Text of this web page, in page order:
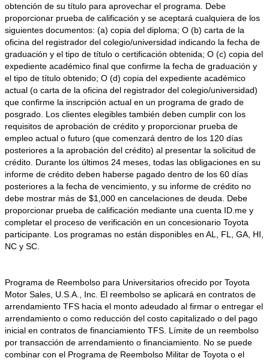
obtención de su título para aprovechar el programa. Debe
proporcionar prueba de calificación y se aceptará cualquiera de los
siguientes documentos: (a) copia del diploma; O (b) carta de la
oficina del registrador del colegio/universidad indicando la fecha de
graduación y el tipo de título o certificación obtenida; O (c) copia del
expediente académico final que confirme la fecha de graduación y
el tipo de título obtenido; O (d) copia del expediente académico
actual (o carta de la oficina del registrador del colegio/universidad)
que confirme la inscripción actual en un programa de grado de
posgrado. Los clientes elegibles también deben cumplir con los
requisitos de aprobación de crédito y proporcionar prueba de
empleo actual o futuro (que comenzará dentro de los 120 días
posteriores a la aprobación del crédito) al presentar la solicitud de
crédito. Durante los últimos 24 meses, todas las obligaciones en su
informe de crédito deben haberse pagado dentro de los 60 días
posteriores a la fecha de vencimiento, y su informe de crédito no
debe mostrar más de $1,000 en cancelaciones de deuda. Debe
proporcionar prueba de calificación mediante una cuenta ID.me y
completar el proceso de verificación en un concesionario Toyota
participante. Los programas no están disponibles en AL, FL, GA, HI,
NC y SC.
Programa de Reembolso para Universitarios ofrecido por Toyota
Motor Sales, U.S.A., Inc. El reembolso se aplicará en contratos de
arrendamiento TFS hacia el monto adeudado al firmar o entregar el
arrendamiento o como reducción del costo capitalizado o del pago
inicial en contratos de financiamiento TFS. Límite de un reembolso
por transacción de arrendamiento o financiamiento. No se puede
combinar con el Programa de Reembolso Militar de Toyota o el